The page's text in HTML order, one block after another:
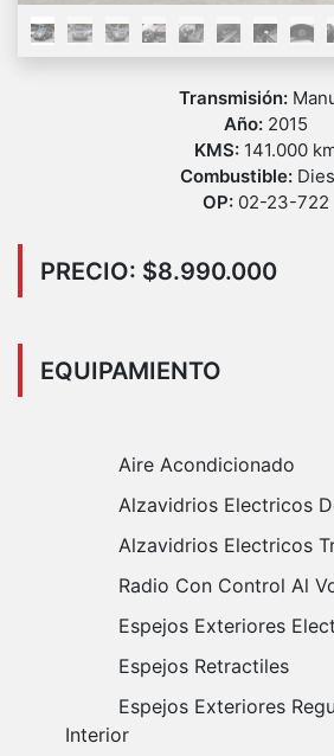
Transmisión:
Año: 2015
KMS: 141.000
Combustible:
OP: 02-23-722
PRECIO: $8.990.000
EQUIPAMIENTO
Aire Acondicionado
Alzavidrios Electricos
Alzavidrios Electricos
Radio Con Control Al
Espejos Exteriores
Espejos Retractiles
Interior